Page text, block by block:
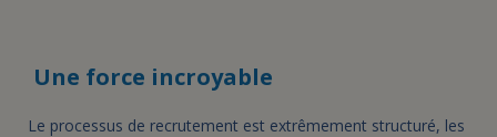
Une force incroyable
Le processus de recrutement est extrêmement structuré, les